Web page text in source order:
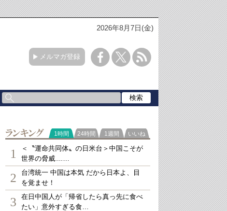
2026年8月7日(金)
メルマガ登録
ランキング
1時間 24時間 1週間 いいね
1
＜〝運命共同体〟の日米台＞中国こそが
世界の脅威....…
2
台湾統一 中国は本気 だから日本よ、目
を覚ませ！
3
在日中国人が「帰省したら真っ先に食べ
たい」意外すぎる食…